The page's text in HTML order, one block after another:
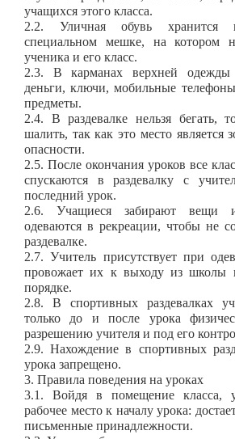
учащихся этого класса.
2.2. Уличная обувь хранится
специальном мешке, на котором
ученика и его класс.
2.3. В карманах верхней одежды
деньги, ключи, мобильные
предметы.
2.4. В раздевалке нельзя бегать,
шалить, так как это место является
опасности.
2.5. После окончания уроков все
спускаются в раздевалку с
последний урок.
2.6. Учащиеся забирают вещи
одеваются в рекреации, чтобы не
раздевалке.
2.7. Учитель присутствует при
провожает их к выходу из школы
порядке.
2.8. В спортивных раздевалках
только до и после урока
разрешению учителя и под его
2.9. Нахождение в спортивных
урока запрещено.
3. Правила поведения на уроках
3.1. Войдя в помещение класса,
рабочее место к началу урока:
письменные принадлежности.